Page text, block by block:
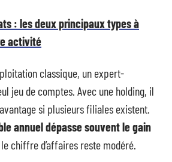
: les deux principaux types à
activité
classique, un expert-
jeu de comptes. Avec une holding, il
si plusieurs filiales existent.
annuel dépasse souvent le gain
chiffre d’affaires reste modéré.